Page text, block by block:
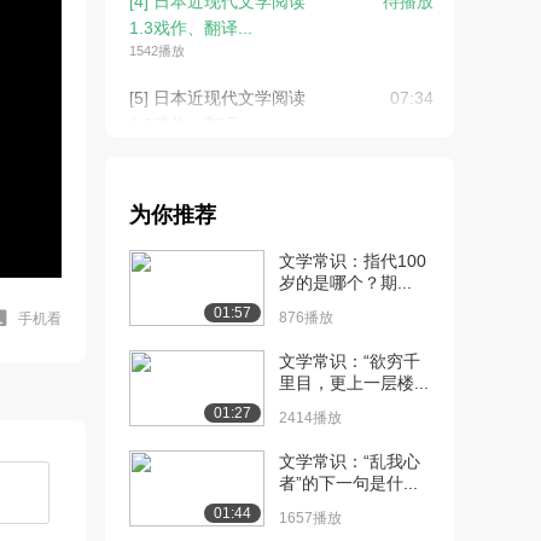
手机看
1.3戏作、翻译...
1542播放
[5] 日本近现代文学阅读
07:34
1.4坪内逍遥和...
[7] 日本近现代文学阅读
1.4坪内逍遥和...
07:31
[8] 日本近现代文学阅读
1.5《小说神髓...
07:05
[9] 日本近现代文学阅读
1.5《小说神髓...
07:13
为你推荐
01:57
文学常识：指代100
岁的是哪个？期...
876播放
01:27
文学常识：“欲穷千
里目，更上一层楼...
2414播放
01:44
文学常识：“乱我心
者”的下一句是什...
1657播放